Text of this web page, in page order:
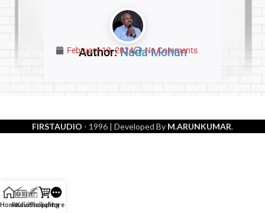
Author:Nada Mohan
February 13, 2024 No Comments
FIRSTAUDIO - 1996 | Developed By M.ARUNKUMAR.
HomeRadio
Kavithaikal
Shopping
More